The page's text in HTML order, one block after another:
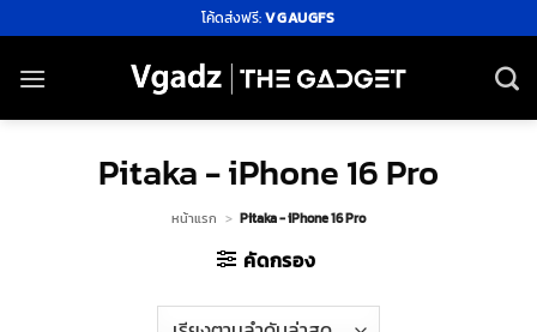
ไป
ยัง
โค้ดส่งฟรี:VGAUGFS
Pitaka - iPhone 16 Pro
หน้าแรก > Pitaka - iPhone 16 Pro
คัดกรอง